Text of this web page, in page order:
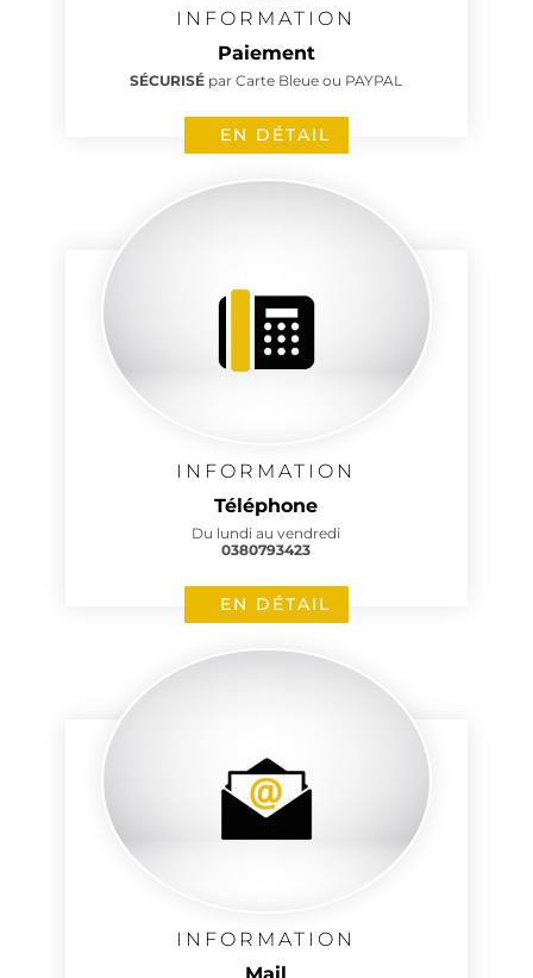
INFORMATION
Paiement
SÉCURISÉ par Carte Bleue ou PAYPAL
EN DÉTAIL
INFORMATION
Téléphone
Du lundi au vendredi
0380793423
EN DÉTAIL
INFORMATION